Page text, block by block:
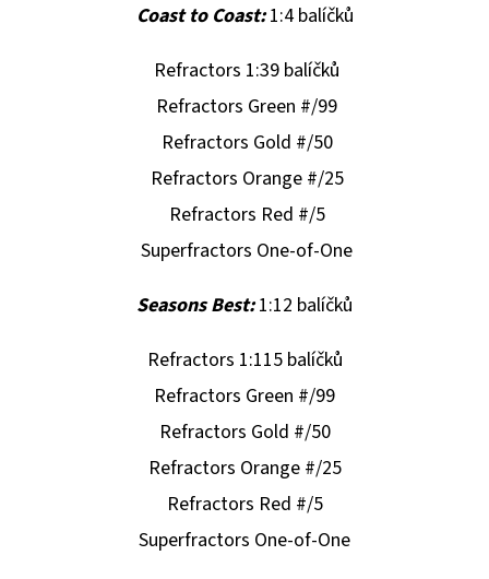
Coast to Coast: 1:4 balíčků
Refractors 1:39 balíčků
Refractors Green #/99
Refractors Gold #/50
Refractors Orange #/25
Refractors Red #/5
Superfractors One-of-One
Seasons Best: 1:12 balíčků
Refractors 1:115 balíčků
Refractors Green #/99
Refractors Gold #/50
Refractors Orange #/25
Refractors Red #/5
Superfractors One-of-One